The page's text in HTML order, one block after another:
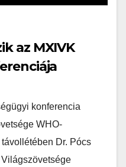
az MXIVK
konferencia
WHO-
Dr. Pócs